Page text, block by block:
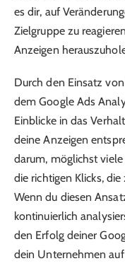
es dir, auf
Zielgruppe zu
Anzeigen
Durch den Einsatz
dem Google Ads
Einblicke in das
deine Anzeigen
darum, möglichst viele
die richtigen Klicks,
Wenn du diesen
kontinuierlich
den Erfolg deiner
dein Unternehmen